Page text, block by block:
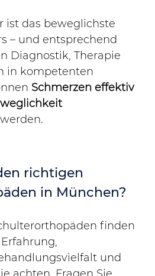
ist das beweglichste
– und entsprechend
Diagnostik, Therapie
in kompetenten
Schmerzen effektiv
richtigen
in München?
finden
und